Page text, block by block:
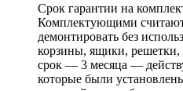
Срок гарантии на
Комплектующими
демонтировать без
корзины, ящики,
срок — 3 месяца —
которые были